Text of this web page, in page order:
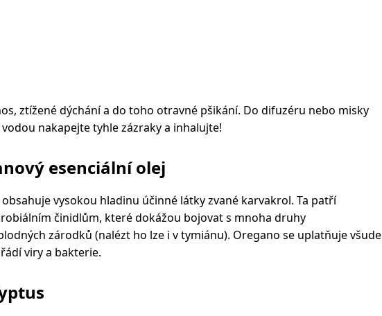
ztížené dýchání a do toho otravné pšikání. Do difuzéru nebo misky
nakapejte tyhle zázraky a inhalujte!
esenciální olej
vysokou hladinu účinné látky zvané karvakrol. Ta patří
činidlům, které dokážou bojovat s mnoha druhy
zárodků (nalézt ho lze i v tymiánu). Oregano se uplatňuje všude
viry a bakterie.